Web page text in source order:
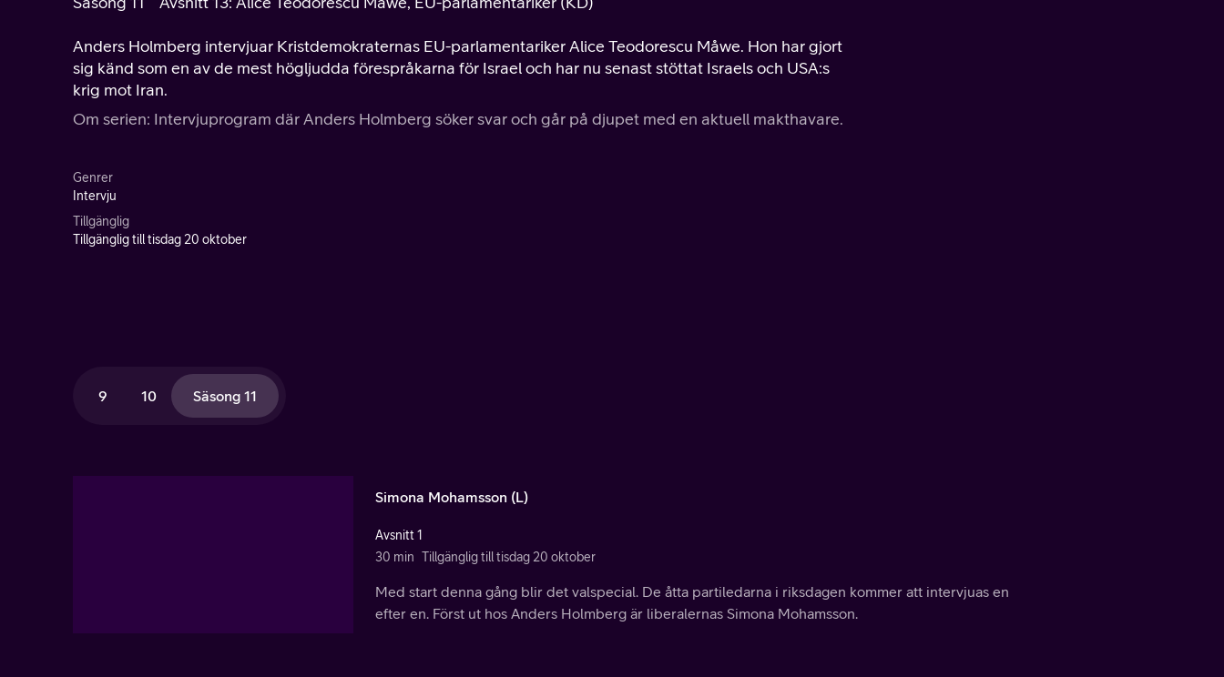
Anders Holmberg intervjuar Kristdemokraternas EU-parlamentariker Alice Teodorescu Måwe. Hon har gjort
sig känd som en av de mest högljudda förespråkarna för Israel och har nu senast stöttat Israels och USA:s
krig mot Iran.
Om serien: Intervjuprogram där Anders Holmberg söker svar och går på djupet med en aktuell makthavare.
Genrer
Intervju
Tillgänglig
Tillgänglig till tisdag 20 oktober
9 10 Säsong 11
Simona Mohamsson (L)
Avsnitt 1
30 min Tillgänglig till tisdag 20 oktober
Med start denna gång blir det valspecial. De åtta partiledarna i riksdagen kommer att intervjuas en
efter en. Först ut hos Anders Holmberg är liberalernas Simona Mohamsson.